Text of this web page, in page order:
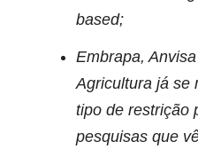
based;
Embrapa,
Agricultura já se
tipo de restrição
pesquisas que